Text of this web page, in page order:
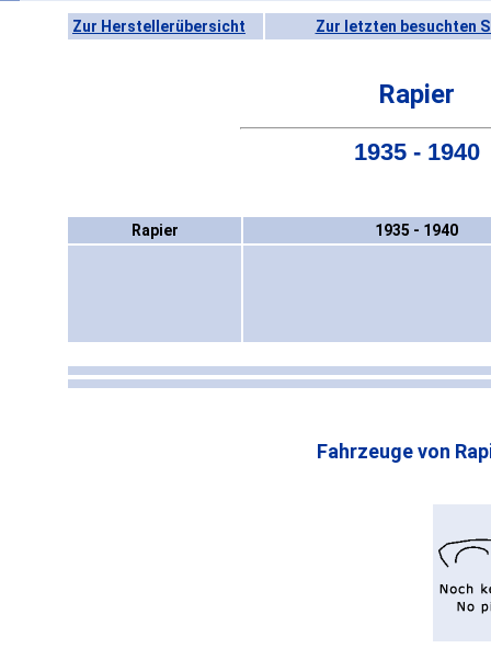
Zur Herstellerübersicht Zur letzten besuchten
Rapier
1935 - 1940
Rapier 1935 - 1940
Fahrzeuge von